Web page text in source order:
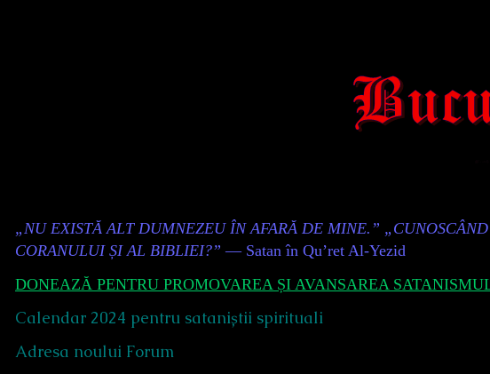
Content
Header
„NU EXISTĂ ALT DUMNEZEU ÎN AFARĂ DE MINE.”
CORANULUI ȘI AL BIBLIEI?” — Satan în Qu’ret Al-Yezid
DONEAZĂ PENTRU PROMOVAREA ȘI AVANSAREA
Calendar 2024 pentru sataniștii spirituali
Adresa noului Forum